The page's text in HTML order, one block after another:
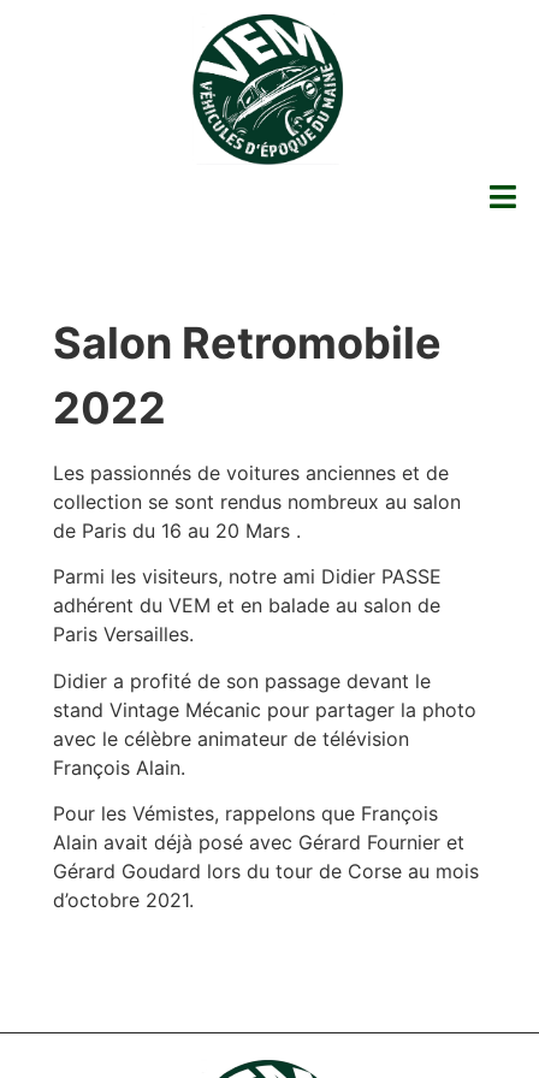
Salon Retromobile
2022
Les passionnés de voitures anciennes et de
collection se sont rendus nombreux au salon
de Paris du 16 au 20 Mars .
Parmi les visiteurs, notre ami Didier PASSE
adhérent du VEM et en balade au salon de
Paris Versailles.
Didier a profité de son passage devant le
stand Vintage Mécanic pour partager la photo
avec le célèbre animateur de télévision
François Alain.
Pour les Vémistes, rappelons que François
Alain avait déjà posé avec Gérard Fournier et
Gérard Goudard lors du tour de Corse au mois
d’octobre 2021.